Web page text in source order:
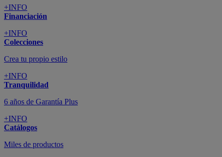
+INFO
Financiación
+INFO
Colecciones
Crea tu propio estilo
+INFO
Tranquilidad
6 años de Garantía Plus
+INFO
Catálogos
Miles de productos